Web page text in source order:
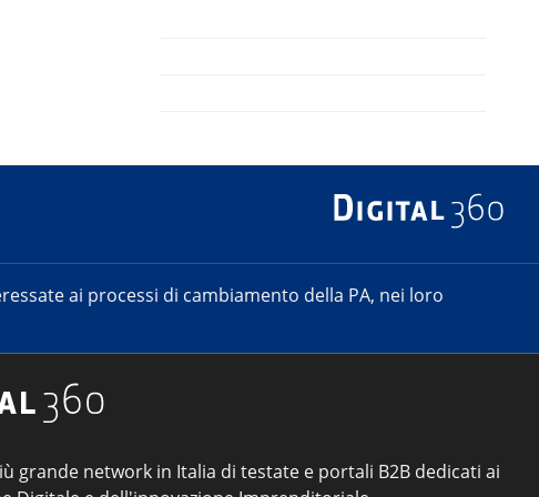
ai processi di cambiamento della PA, nei loro
grande network in Italia di testate e portali B2B dedicati ai